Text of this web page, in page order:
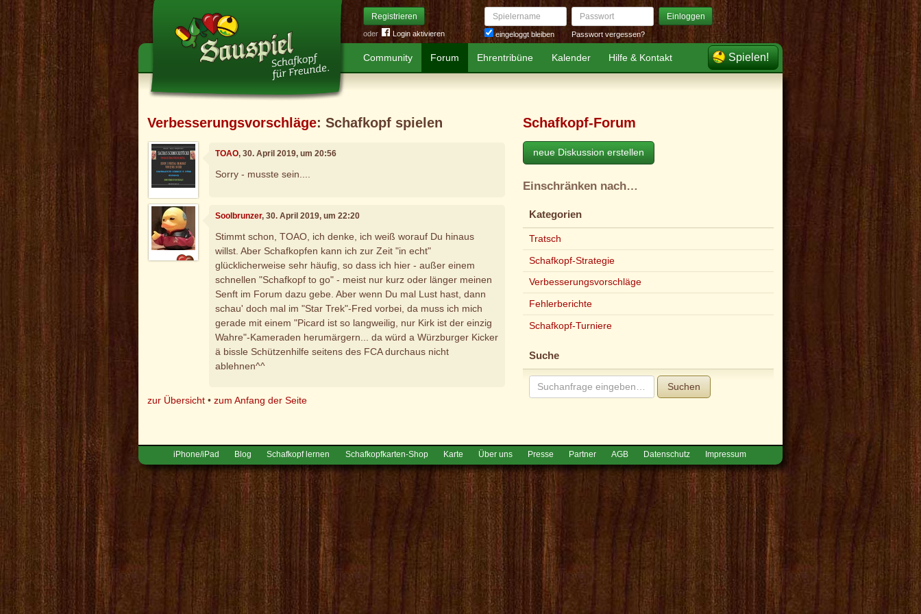
Registrieren
oder Login aktivieren
Spielername
eingeloggt bleiben
Passwort Einloggen
Passwort vergessen?
Community Forum Ehrentribüne Kalender Hilfe & Kontakt Spielen!
Verbesserungsvorschläge: Schafkopf spielen
TOAO, 30. April 2019, um 20:56
Sorry - musste sein....
Soolbrunzer, 30. April 2019, um 22:20
Stimmt schon, TOAO, ich denke, ich weiß worauf Du hinaus
willst. Aber Schafkopfen kann ich zur Zeit "in echt"
glücklicherweise sehr häufig, so dass ich hier - außer einem
schnellen "Schafkopf to go" - meist nur kurz oder länger meinen
Senft im Forum dazu gebe. Aber wenn Du mal Lust hast, dann
schau' doch mal im "Star Trek"-Fred vorbei, da muss ich mich
gerade mit einem "Picard ist so langweilig, nur Kirk ist der einzig
Wahre"-Kameraden herumärgern... da würd a Würzburger Kicker
ä bissle Schützenhilfe seitens des FCA durchaus nicht
ablehnen^^
zur Übersicht •zum Anfang der Seite
Schafkopf-Forum
neue Diskussion erstellen
Einschränken nach…
Kategorien
Tratsch
Schafkopf-Strategie
Verbesserungsvorschläge
Fehlerberichte
Schafkopf-Turniere
Suche
Suchen
iPhone/iPad Blog Schafkopf lernen Schafkopfkarten-Shop Karte Über uns Presse Partner AGB Datenschutz Impressum